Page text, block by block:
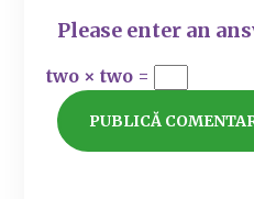
Please enter an
two × two =